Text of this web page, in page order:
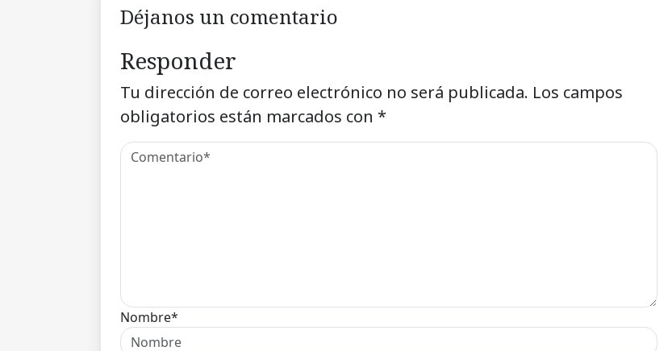
Déjanos un comentario
Responder
Tu dirección de correo electrónico no será publicada. Los campos
obligatorios están marcados con *
Nombre*